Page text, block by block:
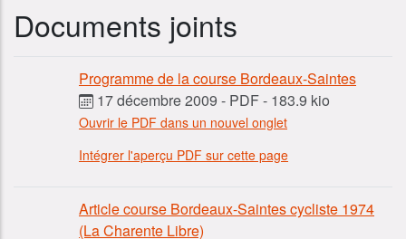
Documents joints
Programme de la course Bordeaux-Saintes
17 décembre 2009 - PDF- 183.9 kio
Ouvrir le PDF dans un nouvel onglet
Intégrer l'aperçu PDF sur cette page
Article course Bordeaux-Saintes cycliste 1974
(La Charente Libre)